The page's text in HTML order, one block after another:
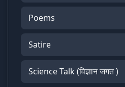
Poems
Satire
Science Talk (विज्ञान जगत )